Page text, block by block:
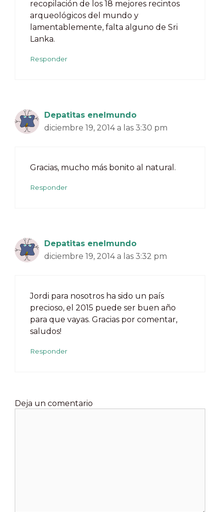
recopilación de los 18 mejores recintos
arqueológicos del mundo y
lamentablemente, falta alguno de Sri
Lanka.
Responder
Depatitas enelmundo
diciembre 19, 2014 a las 3:30 pm
Gracias, mucho más bonito al natural.
Responder
Depatitas enelmundo
diciembre 19, 2014 a las 3:32 pm
Jordi para nosotros ha sido un país
precioso, el 2015 puede ser buen año
para que vayas. Gracias por comentar,
saludos!
Responder
Deja un comentario